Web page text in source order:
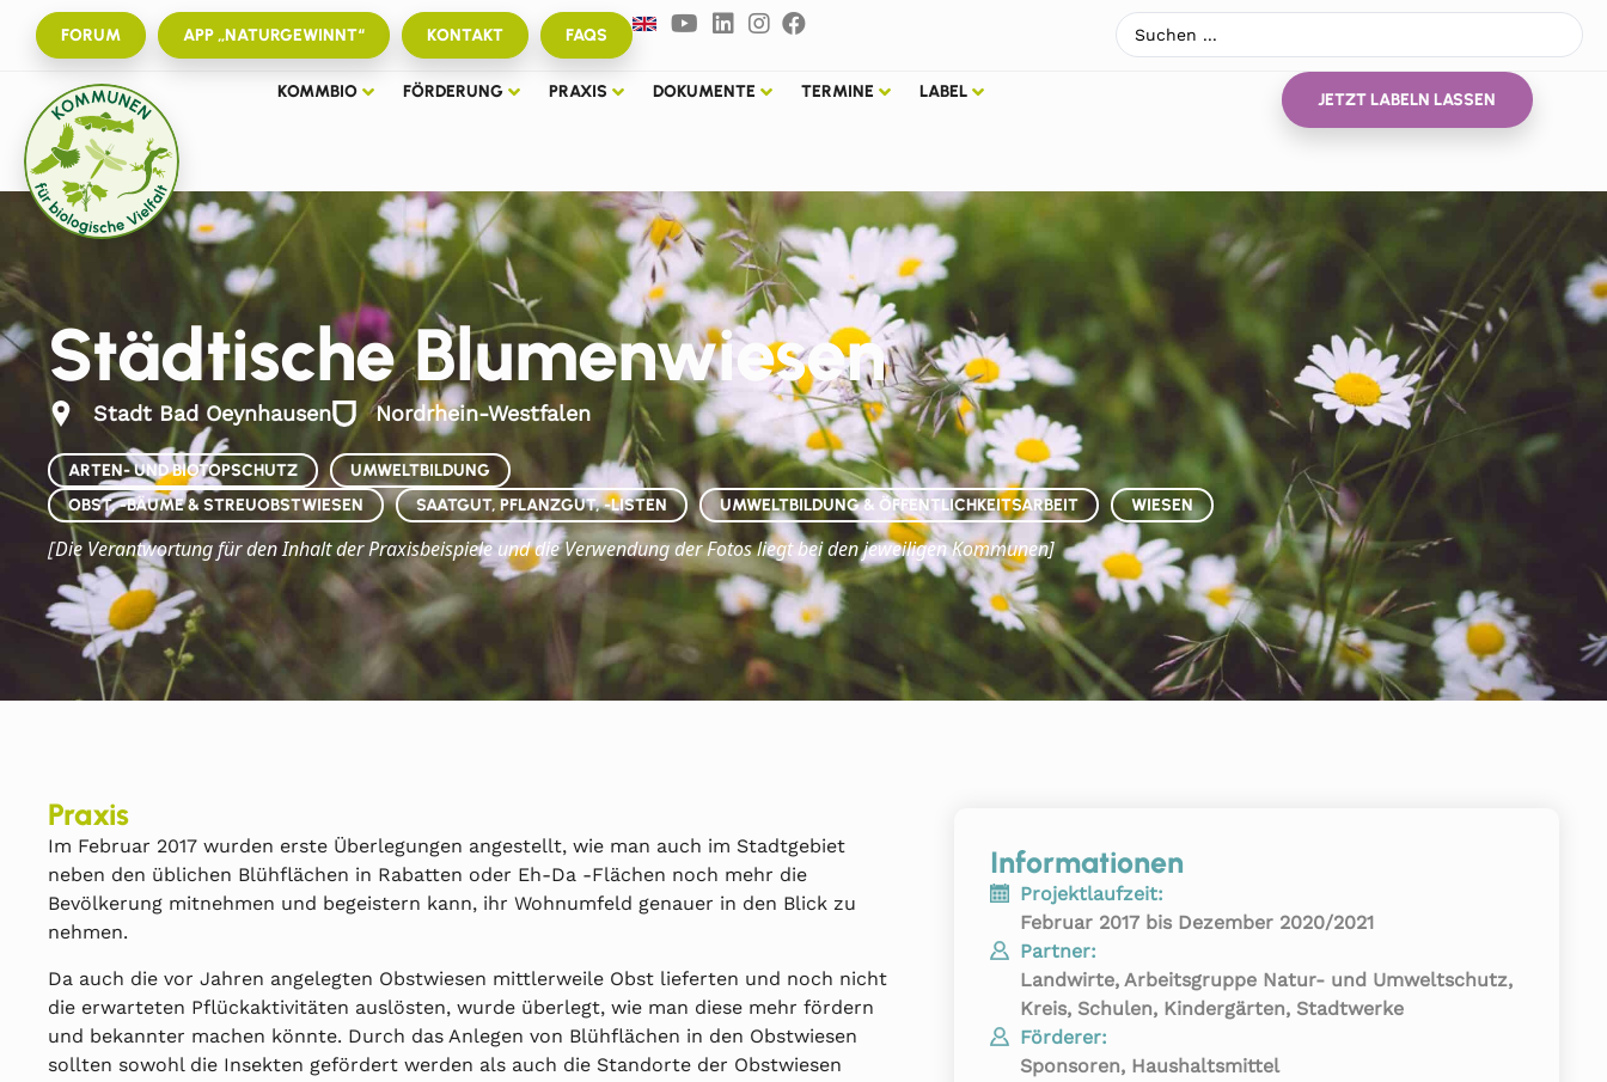
FORUM APP „NATURGEWINNT“ KONTAKT FAQS
KOMMBIO FÖRDERUNG PRAXIS DOKUMENTE TERMINE LABEL JETZT LABELN LASSEN
Städtische Blumenwiesen
Stadt Bad Oeynhausen Nordrhein-Westfalen
ARTEN- UND BIOTOPSCHUTZ
UMWELTBILDUNG
OBST, -BÄUME & STREUOBSTWIESEN
SAATGUT, PFLANZGUT, -LISTEN UMWELTBILDUNG & ÖFFENTLICHKEITSARBEIT WIESEN
[Die Verantwortung für den Inhalt der Praxisbeispiele und die Verwendung der Fotos liegt bei den jeweiligen Kommunen]
Praxis
Im Februar 2017 wurden erste Überlegungen angestellt, wie man auch im Stadtgebiet
neben den üblichen Blühflächen in Rabatten oder Eh-Da -Flächen noch mehr die
Bevölkerung mitnehmen und begeistern kann, ihr Wohnumfeld genauer in den Blick zu
nehmen.
Da auch die vor Jahren angelegten Obstwiesen mittlerweile Obst lieferten und noch nicht
die erwarteten Pflückaktivitäten auslösten, wurde überlegt, wie man diese mehr fördern
und bekannter machen könnte. Durch das Anlegen von Blühflächen in den Obstwiesen
sollten sowohl die Insekten gefördert werden als auch die Standorte der Obstwiesen
Informationen
Projektlaufzeit:
Februar 2017 bis Dezember 2020/2021
Partner:
Landwirte, Arbeitsgruppe Natur- und Umweltschutz,
Kreis, Schulen, Kindergärten, Stadtwerke
Förderer:
Sponsoren, Haushaltsmittel